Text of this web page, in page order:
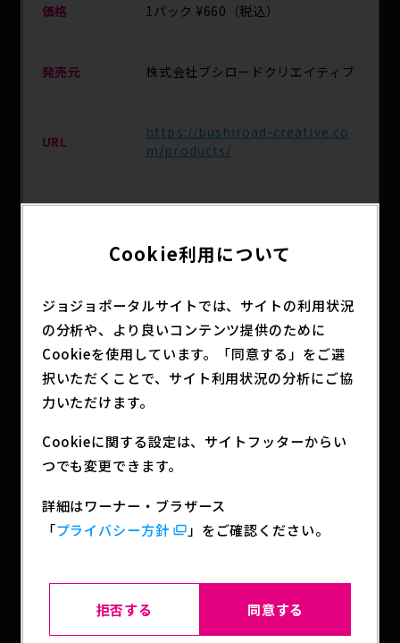
価格 1パック ¥660（税込）
発売元 株式会社ブシロードクリエイティブ
URL
https://bushiroad-creative.co
m/products/
発売予定日 2026年11月27日（金）発売予定
分類 アニメグッズ
奇妙な冒険 スターダストクルセイダース』のコレク
ションフィギュアRICHが登場！
ジャン・ピエール・ポルナレフ、DIOの5人をライン
ナップ！
Cookie利用について
ジョジョポータルサイトでは、サイトの利用状況
の分析や、より良いコンテンツ提供のために
Cookieを使用しています。「同意する」をご選
択いただくことで、サイト利用状況の分析にご協
力いただけます。
Cookieに関する設定は、サイトフッターからい
つでも変更できます。
詳細はワーナー・ブラザース
「プライバシー方針 」をご確認ください。
拒否する 同意する